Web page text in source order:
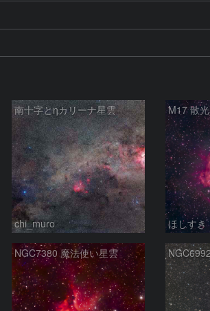
南十字とηカリーナ星雲
chi_muro
M17 散
ほしすき
NGC7380 魔法使い星雲